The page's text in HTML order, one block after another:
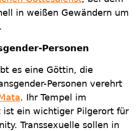
in weißen Gewändern um
Personen
es eine Göttin, die
Personen verehrt
. Ihr Tempel im
ist ein wichtiger Pilgerort für
Transsexuelle sollen in